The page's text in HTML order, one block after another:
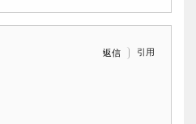
返信 引用